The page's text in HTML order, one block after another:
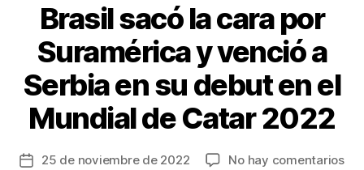
Brasil sacó la cara por
Suramérica y venció a
Serbia en su debut en el
Mundial de Catar 2022
Fecha25 de noviembre de 2022 No hay comentariosen